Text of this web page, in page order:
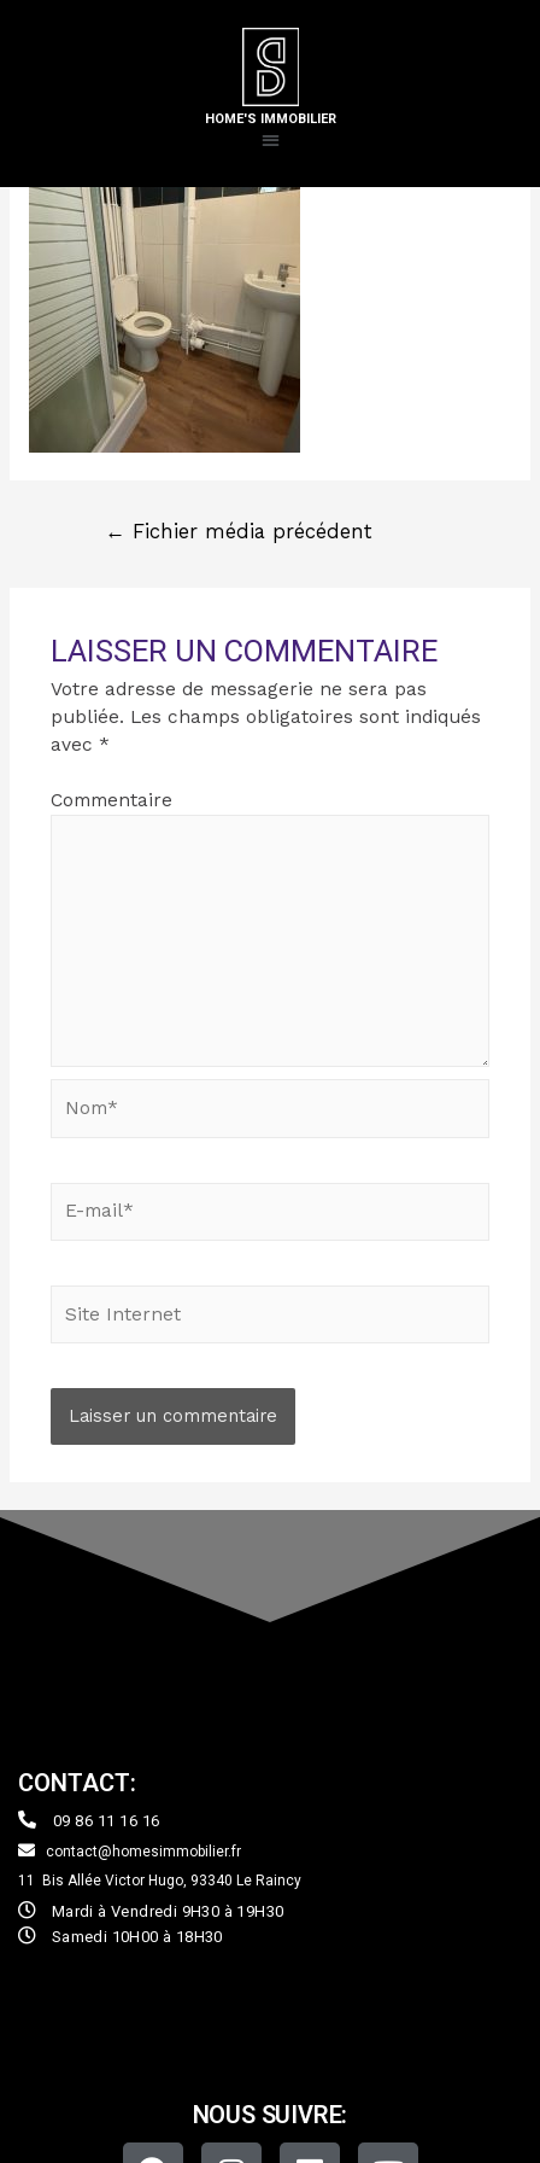
HOME'S IMMOBILIER
/ Par
← Fichier média précédent
LAISSER UN COMMENTAIRE
Votre adresse de messagerie ne sera pas
publiée. Les champs obligatoires sont indiqués
avec *
Commentaire
CONTACT:
09 86 11 16 16
contact@homesimmobilier.fr
11 Bis Allée Victor Hugo, 93340 Le Raincy
Mardi à Vendredi 9H30 à 19H30
Samedi 10H00 à 18H30
NOUS SUIVRE: